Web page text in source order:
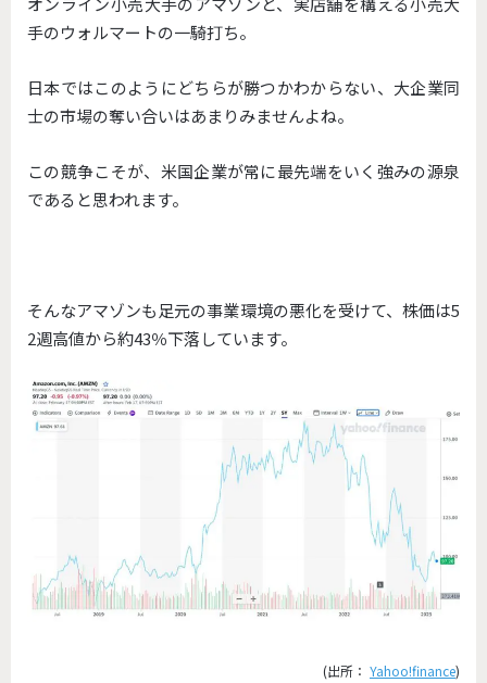
手のウォルマートの一騎打ち。
日本ではこのようにどちらが勝つかわからない、大企業同
士の市場の奪い合いはあまりみませんよね。
この競争こそが、米国企業が常に最先端をいく強みの源泉
であると思われます。
そんなアマゾンも足元の事業環境の悪化を受けて、株価は5
2週高値から約43％下落しています。
(出所： Yahoo!finance)